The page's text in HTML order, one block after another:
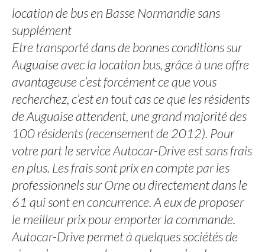
location de bus en Basse Normandie sans
supplément
Etre transporté dans de bonnes conditions sur
Auguaise avec la location bus, grâce à une offre
avantageuse c’est forcément ce que vous
recherchez, c’est en tout cas ce que les résidents
de Auguaise attendent, une grand majorité des
100 résidents (recensement de 2012). Pour
votre part le service Autocar-Drive est sans frais
en plus. Les frais sont prix en compte par les
professionnels sur Orne ou directement dans le
61 qui sont en concurrence. A eux de proposer
le meilleur prix pour emporter la commande.
Autocar-Drive permet à quelques sociétés de